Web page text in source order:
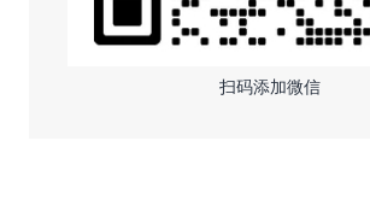
扫码添加微信